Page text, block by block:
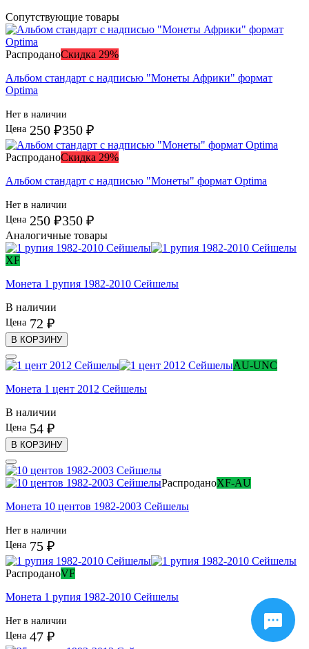
Сопутствующие товары
РаспроданоСкидка 29%
Альбом стандарт с надписью "Монеты Африки" формат
Optima
Нет в наличии
Цена 250 ₽350 ₽
РаспроданоСкидка 29%
Альбом стандарт с надписью "Монеты" формат Optima
Нет в наличии
Цена 250 ₽350 ₽
Аналогичные товары
XF
Монета 1 рупия 1982-2010 Сейшелы
В наличии
Цена 72 ₽
В КОРЗИНУ
AU-UNC
Монета 1 цент 2012 Сейшелы
В наличии
Цена 54 ₽
В КОРЗИНУ
РаспроданоXF-AU
Монета 10 центов 1982-2003 Сейшелы
Нет в наличии
Цена 75 ₽
РаспроданоVF
Монета 1 рупия 1982-2010 Сейшелы
Нет в наличии
Цена 47 ₽